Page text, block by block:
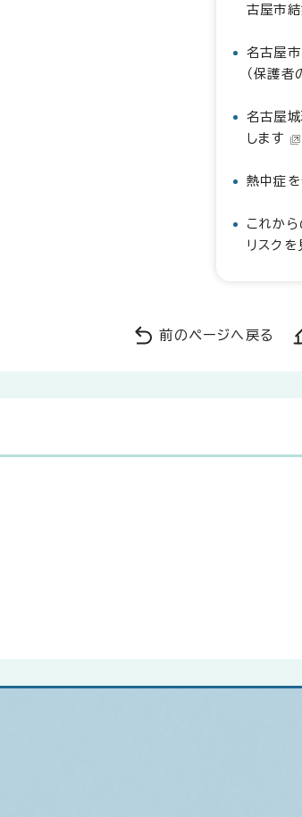
古屋市
名古屋
（保護者
名古屋
します
熱中症を
これか
リスクを
前のページへ戻る